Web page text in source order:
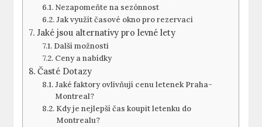
Nezapomeňte na sezónnost
Jak využít časové okno pro rezervaci
Jaké jsou alternativy pro levné lety
Další možnosti
Ceny a nabídky
Časté Dotazy
Jaké faktory ovlivňují cenu letenek Praha-
Montreal?
Kdy je nejlepší čas koupit letenku do
Montrealu?